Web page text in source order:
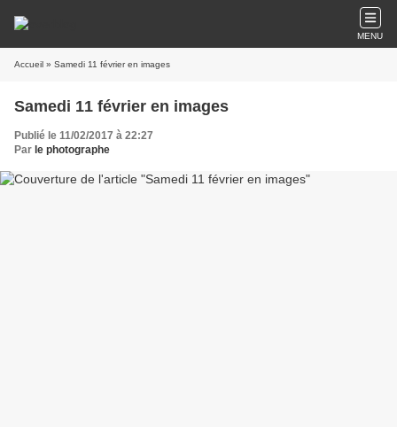
MENU
Accueil » Samedi 11 février en images
Samedi 11 février en images
Publié le 11/02/2017 à 22:27
Par le photographe